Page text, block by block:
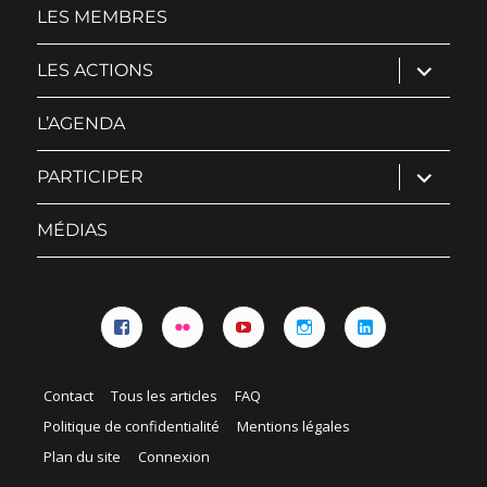
LES MEMBRES
LES ACTIONS ouvrir
le
sous-
L’AGENDA
PARTICIPER ouvrir
le
sous-
MÉDIAS
Contact Tous les articles
FAQ
Politique de confidentialité
Mentions légales
Plan du site
Connexion